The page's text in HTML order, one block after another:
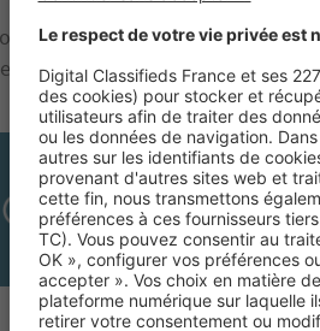
n’êtes pas assujetti à cette
100 m².
Il est possible que le
propriétaire, si cette
professionnel ou